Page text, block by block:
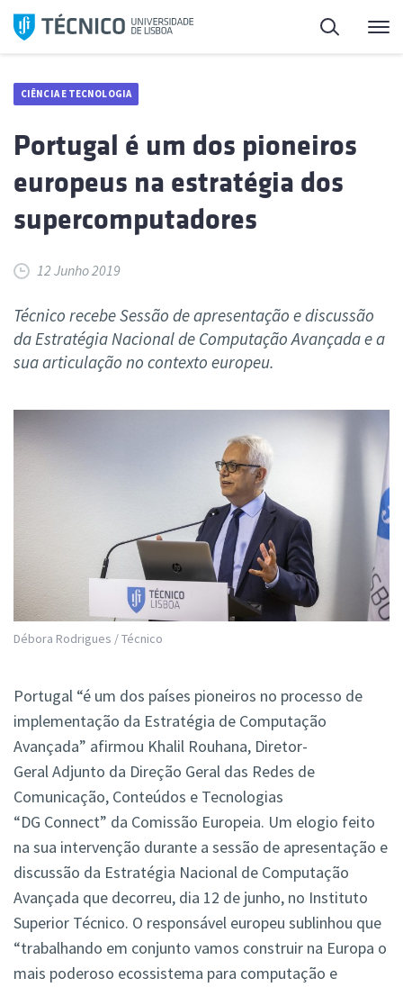
Saltar
para
Pesquisa
CIÊNCIA E TECNOLOGIA
Portugal é um dos pioneiros
europeus na estratégia dos
supercomputadores
12 Junho 2019
Técnico recebe Sessão de apresentação e discussão
da Estratégia Nacional de Computação Avançada e a
sua articulação no contexto europeu.
Débora Rodrigues / Técnico
Portugal “é um dos países pioneiros no processo de
implementação da Estratégia de Computação
Avançada” afirmou Khalil Rouhana, Diretor-
Geral Adjunto da Direção Geral das Redes de
Comunicação, Conteúdos e Tecnologias
“DG Connect” da Comissão Europeia. Um elogio feito
na sua intervenção durante a sessão de apresentação e
discussão da Estratégia Nacional de Computação
Avançada que decorreu, dia 12 de junho, no Instituto
Superior Técnico. O responsável europeu sublinhou que
“trabalhando em conjunto vamos construir na Europa o
mais poderoso ecossistema para computação e